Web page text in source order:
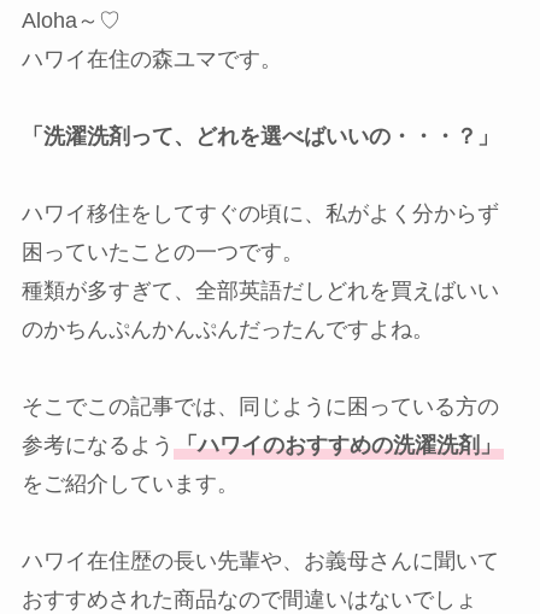
Aloha～♡
ハワイ在住の森ユマです。
「洗濯洗剤って、どれを選べばいいの・・・？」
ハワイ移住をしてすぐの頃に、私がよく分からず
困っていたことの一つです。
種類が多すぎて、全部英語だしどれを買えばいい
のかちんぷんかんぷんだったんですよね。
そこでこの記事では、同じように困っている方の
参考になるよう 「ハワイのおすすめの洗濯洗剤」
をご紹介しています。
ハワイ在住歴の長い先輩や、お義母さんに聞いて
おすすめされた商品なので間違いはないでしょ